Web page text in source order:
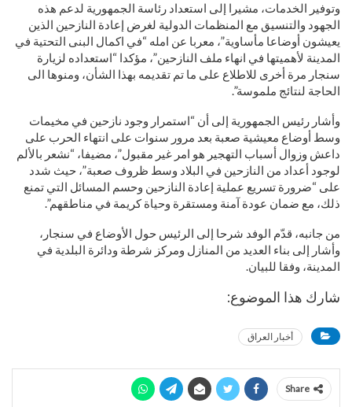
وتوفير الخدمات، مشيرا إلى استعداد رئاسة الجمهورية لدعم هذه
الجهود والتنسيق مع المنظمات الدولية لغرض إعادة النازحين الذين
يعيشون أوضاعا مأساوية”، معربا عن امله “في اكمال البنى التحتية في
المدينة لأهميتها في انهاء ملف النازحين”، مؤكدا “استعداده لزيارة
سنجار مرة أخرى للاطلاع على ما تم تقديمه بهذا الشأن، ومنوها الى
الحاجة لنتائج ملموسة”.
وأشار رئيس الجمهورية إلى أن “استمرار وجود نازحين في مخيمات
وسط أوضاع معيشية صعبة بعد مرور سنوات على انتهاء الحرب على
داعش وزوال أسباب التهجير هو امر غير مقبول”، مضيفا، “نشعر بالألم
لوجود أعداد من النازحين في البلاد وسط ظروف صعبة”، حيث شدد
على “ضرورة تسريع عملية إعادة النازحين وحسم المسائل التي تمنع
ذلك، مع ضمان عودة آمنة ومستقرة وحياة كريمة في مناطقهم”.
من جانبه، قدّم الوفد شرحا إلى الرئيس حول الأوضاع في سنجار،
وأشار إلى بناء العديد من المنازل ومركز شرطة ودائرة البلدية في
المدينة، وفقا للبيان.
شارك هذا الموضوع:
أخبار العراق
Share